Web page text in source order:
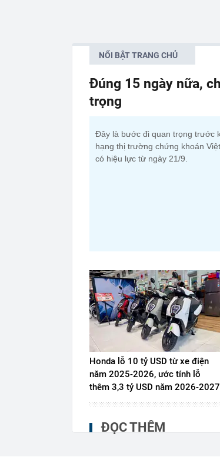
NỔI BẬT TRANG CHỦ
Đúng 15 ngày nữa,
trọng
Đây là bước đi quan trọng trước
hạng thị trường chứng khoán
có hiệu lực từ ngày 21/9.
Honda lỗ 10 tỷ USD từ xe điện
năm 2025-2026, ước tính lỗ
thêm 3,3 tỷ USD năm 2026-2027
ĐỌC THÊM